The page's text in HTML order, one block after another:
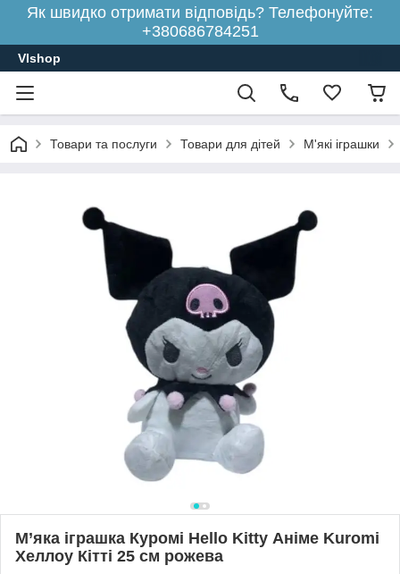
Як швидко отримати відповідь? Телефонуйте:
+380686784251
Vlshop
Товари та послуги Товари для дітей М'які іграшки
М’яка іграшка Куромі Hello Kitty Аніме Kuromi
Хеллоу Кітті 25 см рожева